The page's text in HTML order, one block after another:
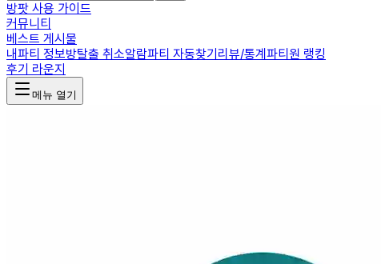
방팟 사용 가이드
커뮤니티
베스트 게시물
내파티 정보방탈출 취소알람파티 자동찾기리뷰/통계파티원 랭킹
후기 라운지
메뉴 열기